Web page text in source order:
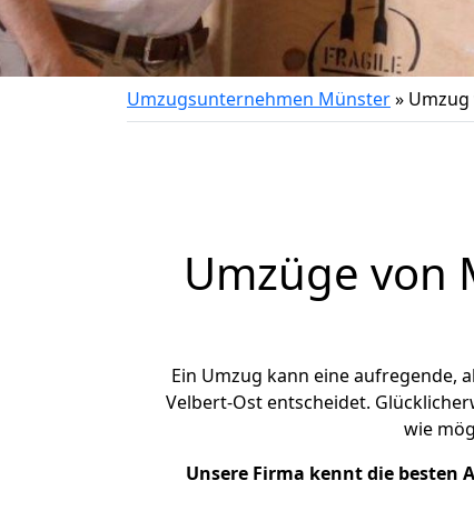
Umzugsunternehmen Münster»
Umzüge von
Ein Umzug kann eine aufregende,
Velbert-Ost entscheidet.
wie
Unsere Firma kennt die besten